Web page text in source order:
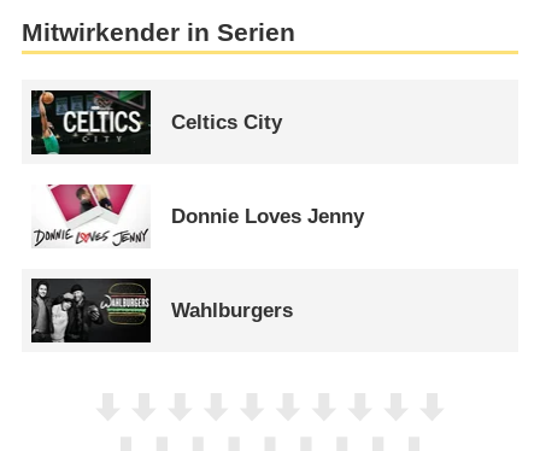
Mitwirkender in Serien
Celtics City
Donnie Loves Jenny
Wahlburgers